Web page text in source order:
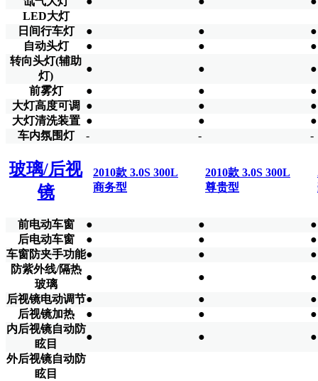
LED大灯
日间行车灯
● ●
●
自动头灯
● ●
●
转向头灯(辅助
灯)
● ●
●
前雾灯
● ●
●
大灯高度可调
● ●
●
大灯清洗装置 ● ●
●
车内氛围灯
- - -
玻璃/后视
镜
2010款 3.0S 300L
商务型
2010款 3.0S 300L
尊贵型
前电动车窗 ● ●
●
后电动车窗
● ●
●
车窗防夹手功能● ●
●
防紫外线/隔热
玻璃
● ●
●
后视镜电动调节● ●
●
后视镜加热
● ●
●
内后视镜自动防
眩目
● ●
●
外后视镜自动防
眩目